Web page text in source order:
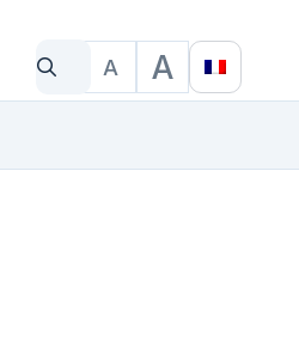
Qu'est-ce que tu cherches?
Taille du texte
A A